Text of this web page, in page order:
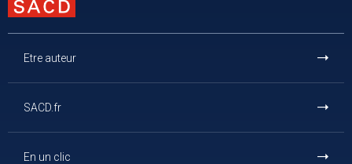
Etre auteur
SACD.fr
En un clic